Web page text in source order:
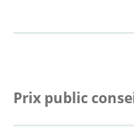
Prix public